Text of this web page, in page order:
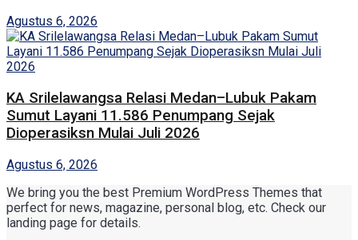
Agustus 6, 2026
KA Srilelawangsa Relasi Medan–Lubuk Pakam
Sumut Layani 11.586 Penumpang Sejak
Dioperasiksn Mulai Juli 2026
Agustus 6, 2026
We bring you the best Premium WordPress Themes that
perfect for news, magazine, personal blog, etc. Check our
landing page for details.